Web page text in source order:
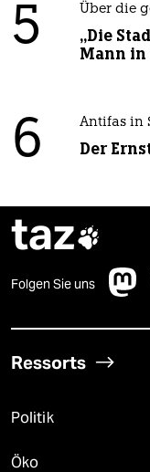
5 Über die
„Die
Mann in
6 Antifas in
Der
taz
Folgen Sie uns
Ressorts
Politik
Öko